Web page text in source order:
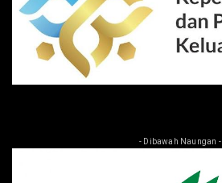
- Dibawah Naungan -